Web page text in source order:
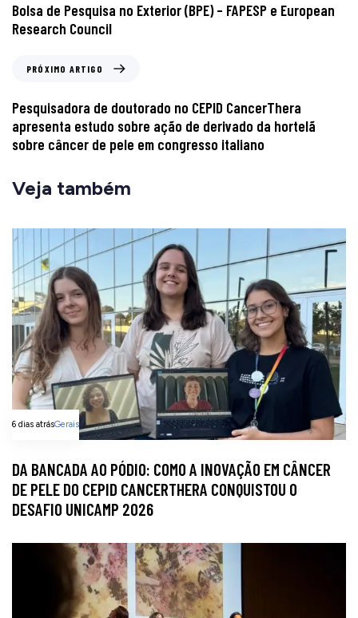
Bolsa de Pesquisa no Exterior (BPE) – FAPESP e European
Research Council
PRÓXIMO ARTIGO
Pesquisadora de doutorado no CEPID CancerThera
apresenta estudo sobre ação de derivado da hortelã
sobre câncer de pele em congresso italiano
Veja também
6 dias atrásGerais
DA BANCADA AO PÓDIO: COMO A INOVAÇÃO EM CÂNCER
DE PELE DO CEPID CANCERTHERA CONQUISTOU O
DESAFIO UNICAMP 2026